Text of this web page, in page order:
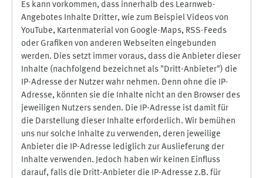
Es kann vorkommen, dass innerhalb des Learnweb-
Angebotes Inhalte Dritter, wie zum Beispiel Videos von
YouTube, Kartenmaterial von Google-Maps, RSS-Feeds
oder Grafiken von anderen Webseiten eingebunden
werden. Dies setzt immer voraus, dass die Anbieter dieser
Inhalte (nachfolgend bezeichnet als "Dritt-Anbieter") die
IP-Adresse der Nutzer wahr nehmen. Denn ohne die IP-
Adresse, könnten sie die Inhalte nicht an den Browser des
jeweiligen Nutzers senden. Die IP-Adresse ist damit für
die Darstellung dieser Inhalte erforderlich. Wir bemühen
uns nur solche Inhalte zu verwenden, deren jeweilige
Anbieter die IP-Adresse lediglich zur Auslieferung der
Inhalte verwenden. Jedoch haben wir keinen Einfluss
darauf, falls die Dritt-Anbieter die IP-Adresse z.B. für